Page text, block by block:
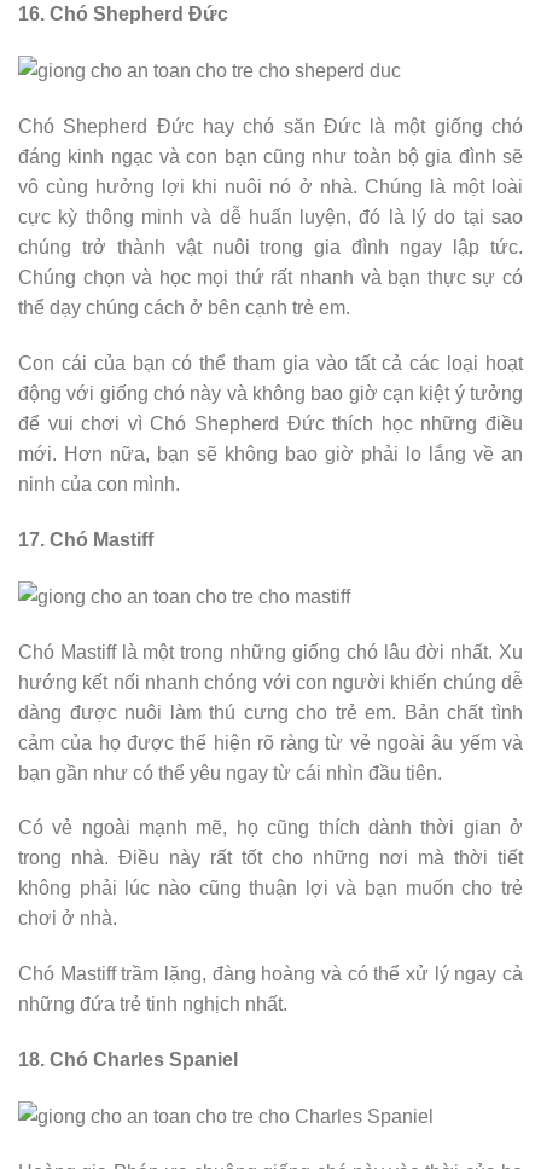
16. Chó Shepherd Đức
Chó Shepherd Đức hay chó săn Đức là một giống chó
đáng kinh ngạc và con bạn cũng như toàn bộ gia đình sẽ
vô cùng hưởng lợi khi nuôi nó ở nhà. Chúng là một loài
cực kỳ thông minh và dễ huấn luyện, đó là lý do tại sao
chúng trở thành vật nuôi trong gia đình ngay lập tức.
Chúng chọn và học mọi thứ rất nhanh và bạn thực sự có
thể dạy chúng cách ở bên cạnh trẻ em.
Con cái của bạn có thể tham gia vào tất cả các loại hoạt
động với giống chó này và không bao giờ cạn kiệt ý tưởng
để vui chơi vì Chó Shepherd Đức thích học những điều
mới. Hơn nữa, bạn sẽ không bao giờ phải lo lắng về an
ninh của con mình.
17. Chó Mastiff
Chó Mastiff là một trong những giống chó lâu đời nhất. Xu
hướng kết nối nhanh chóng với con người khiến chúng dễ
dàng được nuôi làm thú cưng cho trẻ em. Bản chất tình
cảm của họ được thể hiện rõ ràng từ vẻ ngoài âu yếm và
bạn gần như có thể yêu ngay từ cái nhìn đầu tiên.
Có vẻ ngoài mạnh mẽ, họ cũng thích dành thời gian ở
trong nhà. Điều này rất tốt cho những nơi mà thời tiết
không phải lúc nào cũng thuận lợi và bạn muốn cho trẻ
chơi ở nhà.
Chó Mastiff trầm lặng, đàng hoàng và có thể xử lý ngay cả
những đứa trẻ tinh nghịch nhất.
18. Chó Charles Spaniel